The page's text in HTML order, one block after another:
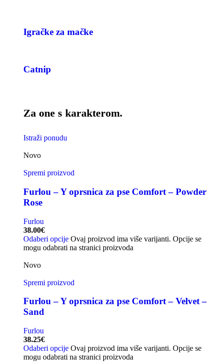
Igračke za mačke
Catnip
Za one s karakterom.
Istraži ponudu
Novo
Spremi proizvod
Furlou – Y oprsnica za pse Comfort – Powder
Rose
Furlou
38.00€
Odaberi opcije Ovaj proizvod ima više varijanti. Opcije se
mogu odabrati na stranici proizvoda
Novo
Spremi proizvod
Furlou – Y oprsnica za pse Comfort – Velvet –
Sand
Furlou
38.25€
Odaberi opcije Ovaj proizvod ima više varijanti. Opcije se
mogu odabrati na stranici proizvoda